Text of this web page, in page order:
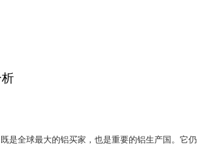
是全球最大的铝买家，也是重要的铝生产国。它仍